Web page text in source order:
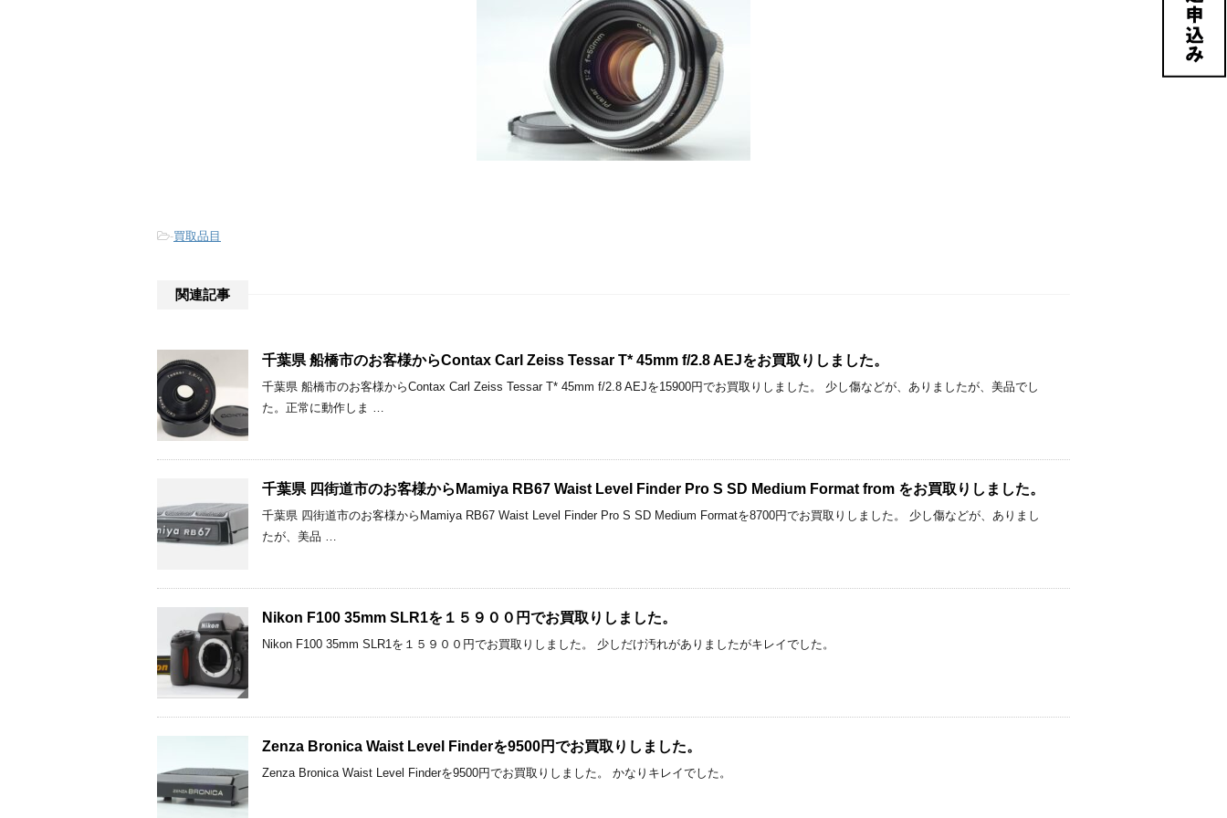
-買取品目
関連記事
千葉県 船橋市のお客様からContax Carl Zeiss Tessar T* 45mm f/2.8 AEJをお買取りしました。
千葉県 船橋市のお客様からContax Carl Zeiss Tessar T* 45mm f/2.8 AEJを15900円でお買取りしました。 少し傷などが、ありましたが、美品でし
た。正常に動作しま …
千葉県 四街道市のお客様からMamiya RB67 Waist Level Finder Pro S SD Medium Format from をお買取りしました。
千葉県 四街道市のお客様からMamiya RB67 Waist Level Finder Pro S SD Medium Formatを8700円でお買取りしました。 少し傷などが、ありまし
たが、美品 …
Nikon F100 35mm SLR1を１５９００円でお買取りしました。
Nikon F100 35mm SLR1を１５９００円でお買取りしました。 少しだけ汚れがありましたがキレイでした。
Zenza Bronica Waist Level Finderを9500円でお買取りしました。
Zenza Bronica Waist Level Finderを9500円でお買取りしました。 かなりキレイでした。